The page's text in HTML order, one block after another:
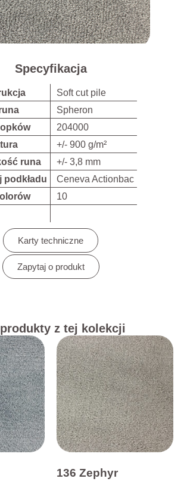
Specyfikacja
Soft cut pile
Spheron
204000
+/- 900 g/m²
runa
+/- 3,8 mm
podkładu
Ceneva Actionbac
10
Karty techniczne
Zapytaj o produkt
z tej kolekcji
136 Zephyr